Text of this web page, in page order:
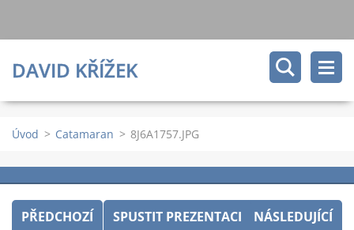
DAVID KŘÍŽEK
Úvod > Catamaran > 8J6A1757.JPG
PŘEDCHOZÍ SPUSTIT PREZENTACI NÁSLEDUJÍCÍ